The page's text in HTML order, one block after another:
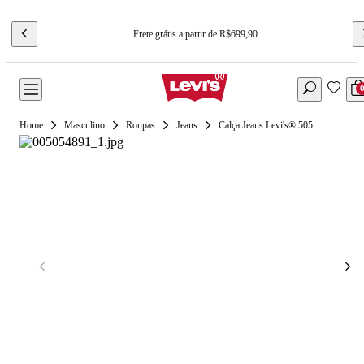
Frete grátis a partir de R$699,90
0
Masculino Roupas Jeans Calça Jeans Levi's® 505® Regular Lavagem Média